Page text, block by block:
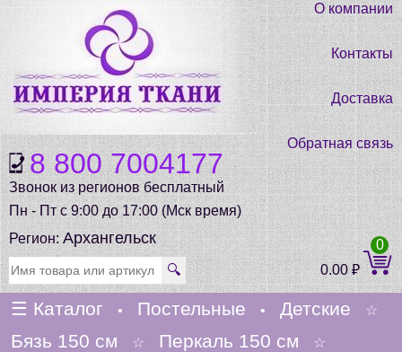
8 800 7004177
Звонок из регионов бесплатный
Пн - Пт с 9:00 до 17:00 (Мск время)
О компании
Контакты
Доставка
Обратная связь
Регион:Архангельск
🔍 0.00₽
0
☰ Каталог • Постельные • Детские ☆
Бязь 150 см ☆ Перкаль 150 см ☆